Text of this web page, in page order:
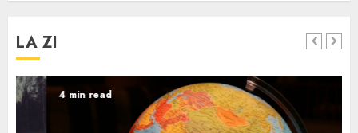
LA ZI
4 min read